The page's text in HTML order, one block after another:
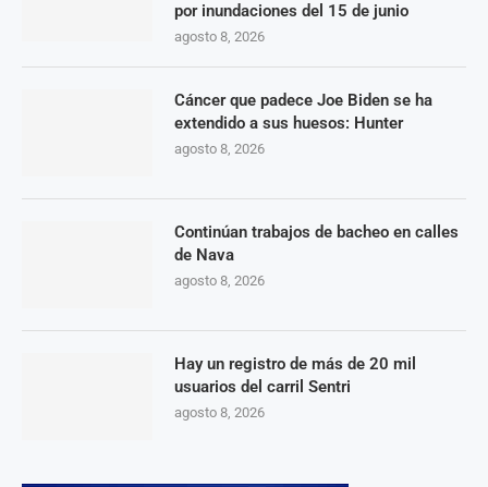
por inundaciones del 15 de junio
agosto 8, 2026
Cáncer que padece Joe Biden se ha
extendido a sus huesos: Hunter
agosto 8, 2026
Continúan trabajos de bacheo en calles
de Nava
agosto 8, 2026
Hay un registro de más de 20 mil
usuarios del carril Sentri
agosto 8, 2026